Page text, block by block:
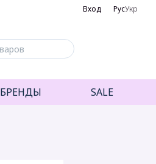
Вход РусУкр
БРЕНДЫ SALE